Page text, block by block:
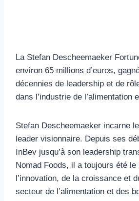
La Stefan Descheemaeker
environ 65 millions d’euros,
décennies de leadership et de
dans l’industrie de l’alimentation
Stefan Descheemaeker incarne
leader visionnaire. Depuis ses
InBev jusqu’à son leadership
Nomad Foods, il a toujours été le
l’innovation, de la croissance et
secteur de l’alimentation et des